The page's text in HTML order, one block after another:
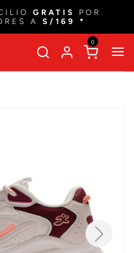
GRATIS
POR
A S/169 *
0